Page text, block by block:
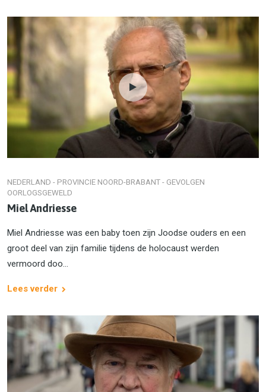
NEDERLAND - PROVINCIE NOORD-BRABANT - GEVOLGEN
OORLOGSGEWELD
Miel Andriesse
Miel Andriesse was een baby toen zijn Joodse ouders en een
groot deel van zijn familie tijdens de holocaust werden
vermoord doo...
Lees verder